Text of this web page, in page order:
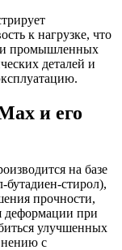
к нагрузке, что
промышленных
деталей и
и его
на базе
стирол),
прочности,
деформации при
улучшенных
с